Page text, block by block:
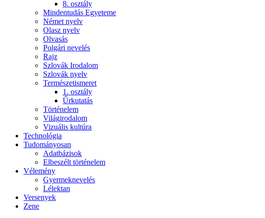
8. osztály
Mindentudás Egyeteme
Német nyelv
Olasz nyelv
Olvasás
Polgári nevelés
Rajz
Szlovák Irodalom
Szlovák nyelv
Természetismeret
1. osztály
Űrkutatás
Történelem
Világirodalom
Vizuális kultúra
Technológia
Tudományosan
Adatbázisok
Elbeszélt történelem
Vélemény
Gyermeknevelés
Lélektan
Versenyek
Zene